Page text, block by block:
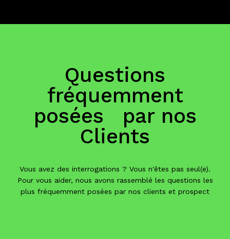
Questions
fréquemment
posées par nos
Clients
Vous avez des interrogations ? Vous n'êtes pas seul(e).
Pour vous aider, nous avons rassemblé les questions les
plus fréquemment posées par nos clients et prospect